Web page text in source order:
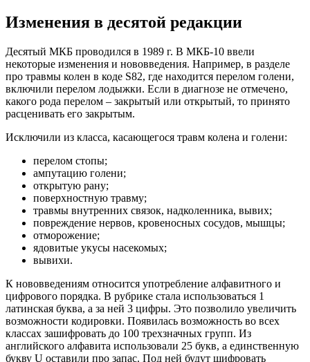
Изменения в десятой редакции
Десятый МКБ проводился в 1989 г. В МКБ-10 ввели
некоторые изменения и нововведения. Например, в разделе
про травмы колен в коде S82, где находится перелом голени,
включили перелом лодыжки. Если в диагнозе не отмечено,
какого рода перелом – закрытый или открытый, то принято
расценивать его закрытым.
Исключили из класса, касающегося травм колена и голени:
перелом стопы;
ампутацию голени;
открытую рану;
поверхностную травму;
травмы внутренних связок, надколенника, вывих;
повреждение нервов, кровеносных сосудов, мышцы;
отморожение;
ядовитые укусы насекомых;
вывихи.
К нововведениям относится употребление алфавитного и
цифрового порядка. В рубрике стала использоваться 1
латинская буква, а за ней 3 цифры. Это позволило увеличить
возможности кодировки. Появилась возможность во всех
классах зашифровать до 100 трехзначных групп. Из
английского алфавита использовали 25 букв, а единственную
букву U оставили про запас. Под ней будут шифровать